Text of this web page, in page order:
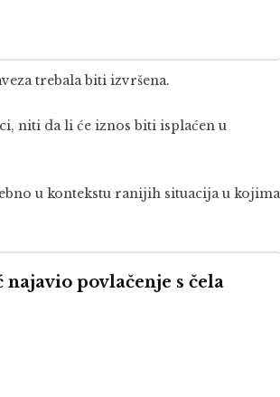
trebala biti izvršena.
niti da li će iznos biti isplaćen u
u kontekstu ranijih situacija u kojima
povlačenje s čela